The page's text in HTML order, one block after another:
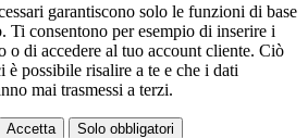
garantiscono solo le funzioni di base
Ti consentono per esempio di inserire i
o di accedere al tuo account cliente. Ciò
è possibile risalire a te e che i dati
mai trasmessi a terzi.
Accetta Solo obbligatori